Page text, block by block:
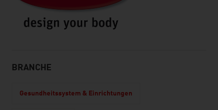
BRANCHE
Gesundheitssystem & Einrichtungen